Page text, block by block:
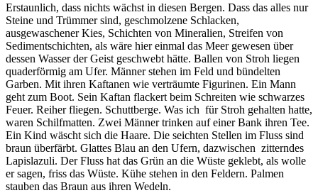
Erstaunlich, dass nichts wächst in diesen Bergen. Dass das alles nur
Steine und Trümmer sind, geschmolzene Schlacken,
ausgewaschener Kies, Schichten von Mineralien, Streifen von
Sedimentschichten, als wäre hier einmal das Meer gewesen über
dessen Wasser der Geist geschwebt hätte. Ballen von Stroh liegen
quaderförmig am Ufer. Männer stehen im Feld und bündelten
Garben. Mit ihren Kaftanen wie verträumte Figurinen. Ein Mann
geht zum Boot. Sein Kaftan flackert beim Schreiten wie schwarzes
Feuer. Reiher fliegen. Schuttberge. Was ich für Stroh gehalten hatte,
waren Schilfmatten. Zwei Männer trinken auf einer Bank ihren Tee.
Ein Kind wäscht sich die Haare. Die seichten Stellen im Fluss sind
braun überfärbt. Glattes Blau an den Ufern, dazwischen zitterndes
Lapislazuli. Der Fluss hat das Grün an die Wüste geklebt, als wolle
er sagen, friss das Wüste. Kühe stehen in den Feldern. Palmen
stauben das Braun aus ihren Wedeln.